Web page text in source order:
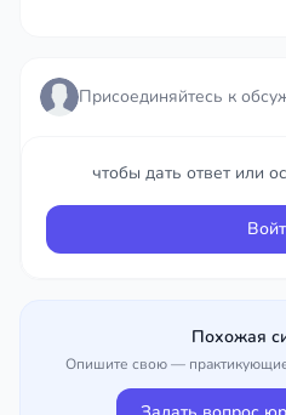
Присоединяйтесь к
чтобы дать ответ или
Похожая
Опишите свою — практикующие